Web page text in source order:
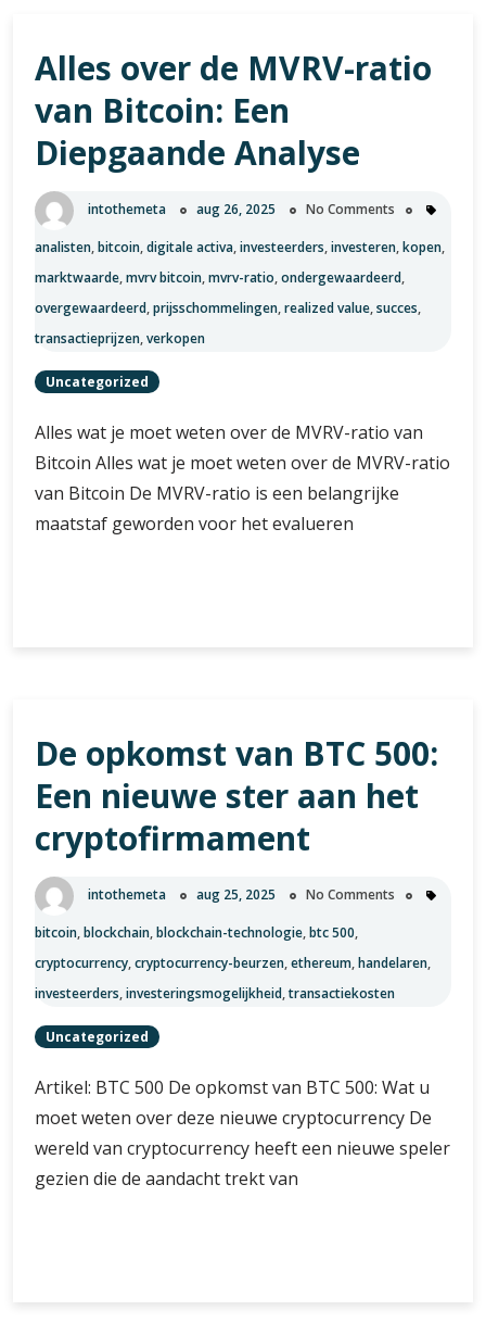
Bitcoin
Alles over de MVRV-ratio
van Bitcoin: Een
Diepgaande Analyse
intothemeta aug 26, 2025 No Comments
analisten,bitcoin,digitale activa,investeerders,investeren,kopen,
marktwaarde,mvrv bitcoin,mvrv-ratio,ondergewaardeerd,
overgewaardeerd,prijsschommelingen,realized value,succes,
transactieprijzen,verkopen
Uncategorized
Alles wat je moet weten over de MVRV-ratio van
Bitcoin Alles wat je moet weten over de MVRV-ratio
van Bitcoin De MVRV-ratio is een belangrijke
maatstaf geworden voor het evalueren
Bitcoin:
Een
Diepgaande
De opkomst van BTC 500:
Een nieuwe ster aan het
cryptofirmament
intothemeta aug 25, 2025 No Comments
bitcoin,blockchain,blockchain-technologie,btc 500,
cryptocurrency,cryptocurrency-beurzen,ethereum,handelaren,
investeerders,investeringsmogelijkheid,transactiekosten
Uncategorized
Artikel: BTC 500 De opkomst van BTC 500: Wat u
moet weten over deze nieuwe cryptocurrency De
wereld van cryptocurrency heeft een nieuwe speler
gezien die de aandacht trekt van